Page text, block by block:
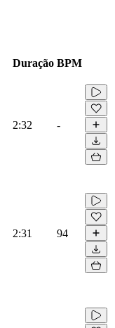
Duração BPM
2:32 -
2:31 94